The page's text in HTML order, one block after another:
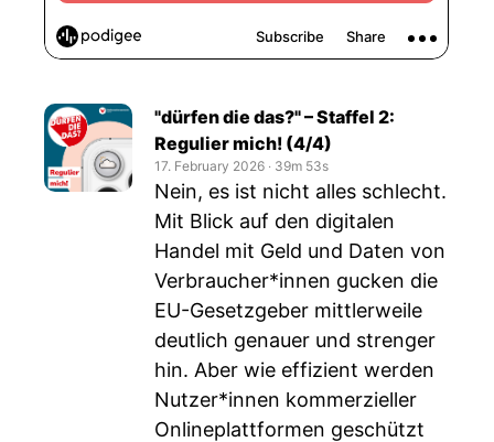
"dürfen die das?" – Staffel 2:
Regulier mich! (4/4)
17. February 2026 ‧ 39m 53s
Nein, es ist nicht alles schlecht.
Mit Blick auf den digitalen
Handel mit Geld und Daten von
Verbraucher*innen gucken die
EU-Gesetzgeber mittlerweile
deutlich genauer und strenger
hin. Aber wie effizient werden
Nutzer*innen kommerzieller
Onlineplattformen geschützt